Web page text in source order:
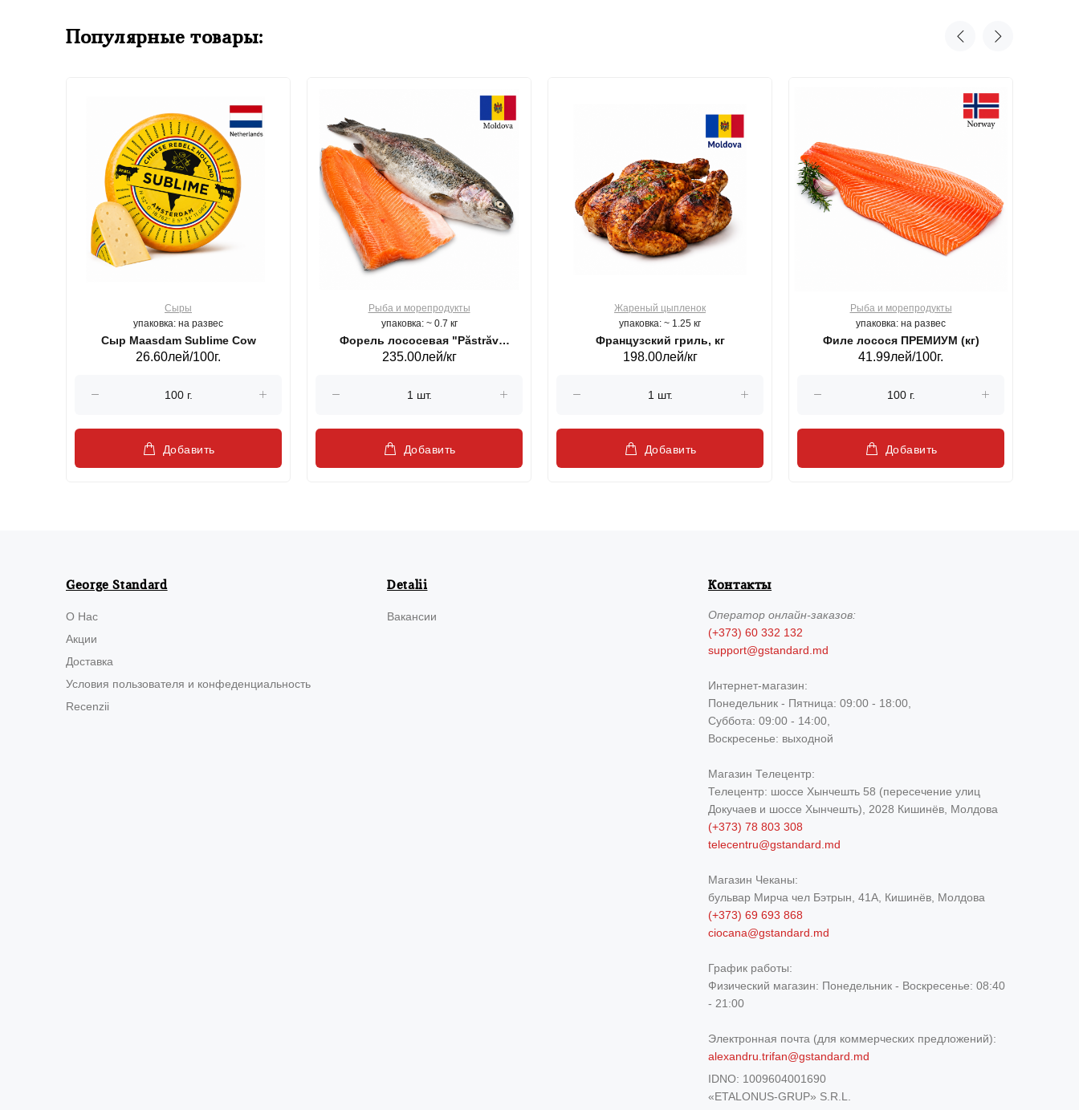
Популярные товары:
Сыры
упаковка: на развес
Сыр Maasdam Sublime Cow
26.60лей/100г.
Добавить
Рыба и морепродукты
упаковка: ~ 0.7 кг
Форель лососевая "Păstrăv
Moldovenesc"
235.00лей/кг
Добавить
Жареный цыпленок
упаковка: ~ 1.25 кг
Французский гриль, кг
198.00лей/кг
Добавить
Рыба и морепродукты
упаковка: на развес
Филе лосося ПРЕМИУМ (кг)
41.99лей/100г.
Добавить
George Standard
О Нас
Акции
Доставка
Условия пользователя и конфеденциальность
Recenzii
Detalii
Вакансии
Контакты
Операторонлайн-заказов:
(+373) 60 332 132
support@gstandard.md
Интернет-магазин:
Понедельник - Пятница: 09:00 - 18:00,
Суббота: 09:00 - 14:00,
Воскресенье: выходной
Магазин Телецентр:
Телецентр: шоссе Хынчешть 58 (пересечение улиц
Докучаев и шоссе Хынчешть), 2028 Кишинёв, Молдова
(+373) 78 803 308
telecentru@gstandard.md
Магазин Чеканы:
бульвар Мирча чел Бэтрын, 41A, Кишинёв, Молдова
(+373) 69 693 868
ciocana@gstandard.md
График работы:
Физический магазин: Понедельник - Воскресенье: 08:40
- 21:00
Электронная почта (для коммерческих предложений):
alexandru.trifan@gstandard.md
IDNO: 1009604001690
«ETALONUS-GRUP» S.R.L.